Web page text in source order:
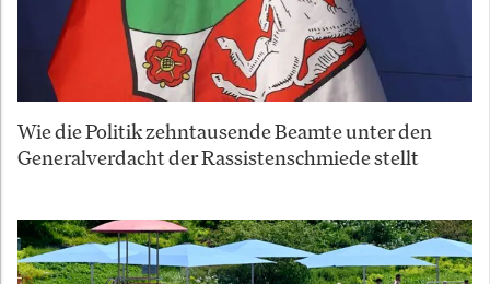
Wie die Politik zehntausende Beamte unter den
Generalverdacht der Rassistenschmiede stellt